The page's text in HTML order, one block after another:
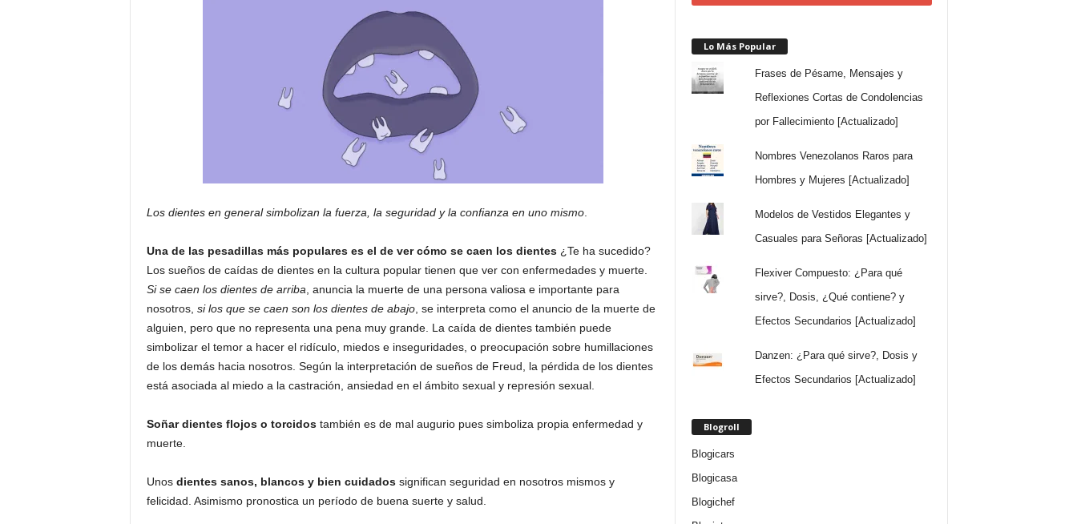
Los dientes en general simbolizan la fuerza, la seguridad y la confianza en uno mismo.
Una de las pesadillas más populares es el de ver cómo se caen los dientes¿Te ha sucedido?
Los sueños de caídas de dientes en la cultura popular tienen que ver con enfermedades y muerte.
Si se caen los dientes de arriba , anuncia la muerte de una persona valiosa e importante para
nosotros, si los que se caen son los dientes de abajo, se interpreta como el anuncio de la muerte de
alguien, pero que no representa una pena muy grande. La caída de dientes también puede
simbolizar el temor a hacer el ridículo, miedos e inseguridades, o preocupación sobre humillaciones
de los demás hacia nosotros. Según la interpretación de sueños de Freud, la pérdida de los dientes
está asociada al miedo a la castración, ansiedad en el ámbito sexual y represión sexual.
Soñar dientes flojos o torcidostambién es de mal augurio pues simboliza propia enfermedad y
muerte.
Unos dientes sanos, blancos y bien cuidadossignifican seguridad en nosotros mismos y
felicidad. Asimismo pronostica un período de buena suerte y salud.
Lo Más Popular
Frases de Pésame, Mensajes y
Reflexiones Cortas de Condolencias
por Fallecimiento [Actualizado]
Nombres Venezolanos Raros para
Hombres y Mujeres [Actualizado]
Modelos de Vestidos Elegantes y
Casuales para Señoras [Actualizado]
Flexiver Compuesto: ¿Para qué
sirve?, Dosis, ¿Qué contiene? y
Efectos Secundarios [Actualizado]
Danzen: ¿Para qué sirve?, Dosis y
Efectos Secundarios [Actualizado]
Blogroll
Blogicars
Blogicasa
Blogichef